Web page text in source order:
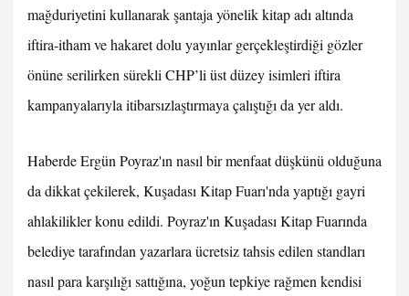
mağduriyetini kullanarak şantaja yönelik kitap adı altında
iftira-itham ve hakaret dolu yayınlar gerçekleştirdiği gözler
önüne serilirken sürekli CHP’li üst düzey isimleri iftira
kampanyalarıyla itibarsızlaştırmaya çalıştığı da yer aldı.
Haberde Ergün Poyraz'ın nasıl bir menfaat düşkünü olduğuna
da dikkat çekilerek, Kuşadası Kitap Fuarı'nda yaptığı gayri
ahlakilikler konu edildi. Poyraz'ın Kuşadası Kitap Fuarında
belediye tarafından yazarlara ücretsiz tahsis edilen standları
nasıl para karşılığı sattığına, yoğun tepkiye rağmen kendisi